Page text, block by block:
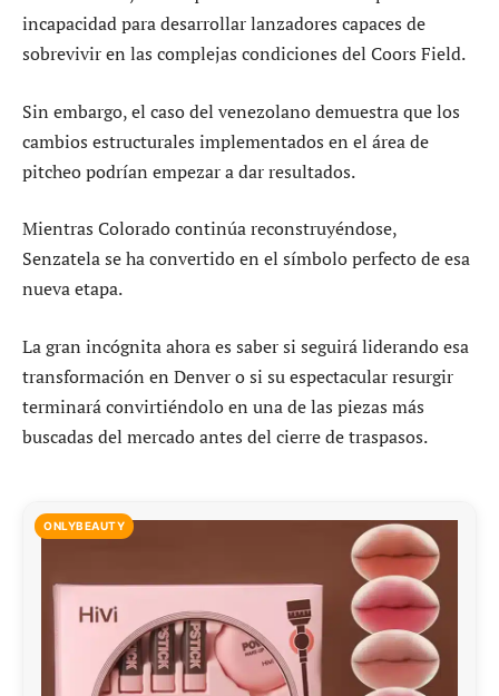
incapacidad para desarrollar lanzadores capaces de
sobrevivir en las complejas condiciones del Coors Field.
Sin embargo, el caso del venezolano demuestra que los
cambios estructurales implementados en el área de
pitcheo podrían empezar a dar resultados.
Mientras Colorado continúa reconstruyéndose,
Senzatela se ha convertido en el símbolo perfecto de esa
nueva etapa.
La gran incógnita ahora es saber si seguirá liderando esa
transformación en Denver o si su espectacular resurgir
terminará convirtiéndolo en una de las piezas más
buscadas del mercado antes del cierre de traspasos.
ONLYBEAUTY